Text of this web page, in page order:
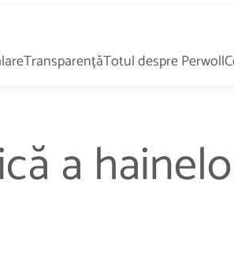
TransparențăTotul despre Perwoll
a